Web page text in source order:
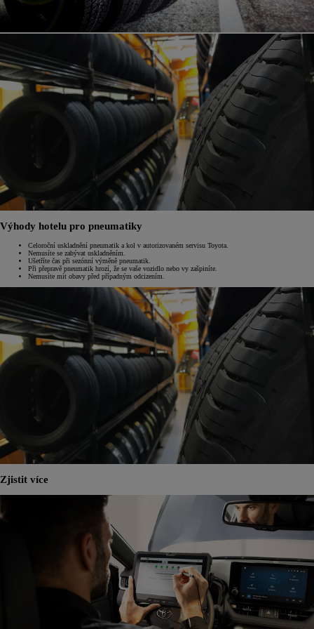
Výhody hotelu pro pneumatiky
Celoroční uskladnění pneumatik a kol v autorizovaném servisu Toyota.
Nemusíte se zabývat uskladněním.
Ušetříte čas při sezónní výměně pneumatik.
Při přepravě pneumatik hrozí, že se vaše vozidlo nebo vy zašpiníte.
Nemusíte mít obavy před případným odcizením.
Zjistit více